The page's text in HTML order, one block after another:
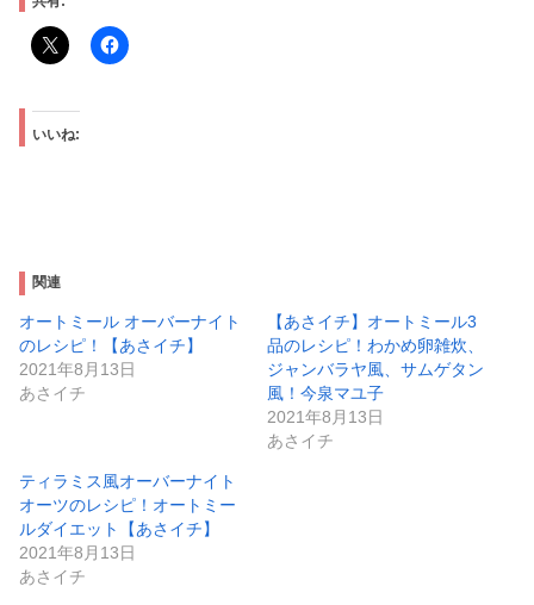
いいね:
関連
オートミール オーバーナイト
のレシピ！【あさイチ】
2021年8月13日
あさイチ
【あさイチ】オートミール3
品のレシピ！わかめ卵雑炊、
ジャンバラヤ風、サムゲタン
風！今泉マユ子
2021年8月13日
あさイチ
ティラミス風オーバーナイト
オーツのレシピ！オートミー
ルダイエット【あさイチ】
2021年8月13日
あさイチ